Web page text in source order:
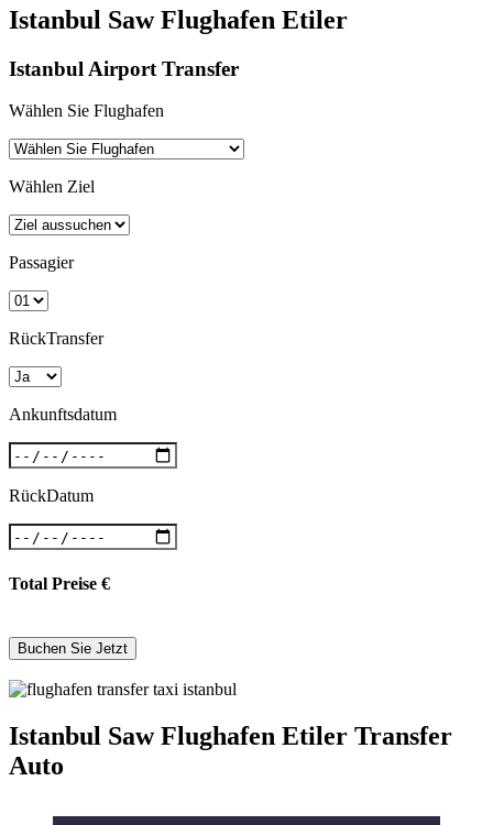
Istanbul Saw Flughafen Etiler
Istanbul Airport Transfer
Wählen Sie Flughafen
Wählen Ziel
Passagier
RückTransfer
Ankunftsdatum
RückDatum
Total Preise €
Istanbul Saw Flughafen Etiler Transfer
Auto